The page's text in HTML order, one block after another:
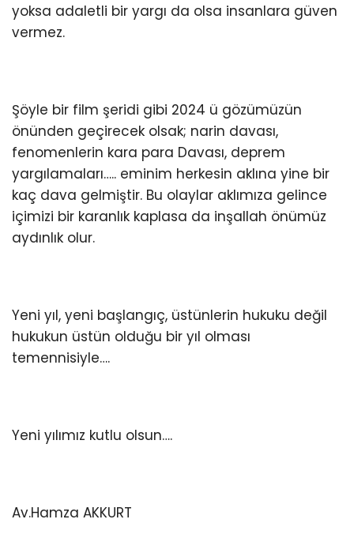
yoksa adaletli bir yargı da olsa insanlara güven
vermez.
Şöyle bir film şeridi gibi 2024 ü gözümüzün
önünden geçirecek olsak; narin davası,
fenomenlerin kara para Davası, deprem
yargılamaları….. eminim herkesin aklına yine bir
kaç dava gelmiştir. Bu olaylar aklımıza gelince
içimizi bir karanlık kaplasa da inşallah önümüz
aydınlık olur.
Yeni yıl, yeni başlangıç, üstünlerin hukuku değil
hukukun üstün olduğu bir yıl olması
temennisiyle….
Yeni yılımız kutlu olsun….
Av.Hamza AKKURT